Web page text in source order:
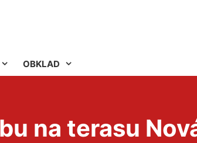
OBKLAD
na terasu